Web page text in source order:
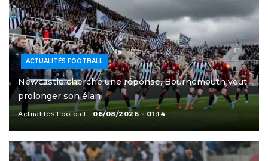
ACTUALITÉS FOOTBALL
Newcastle cherche une réponse, Bournemouth veut
prolonger son élan
Actualités Football 06/08/2026 - 01:14